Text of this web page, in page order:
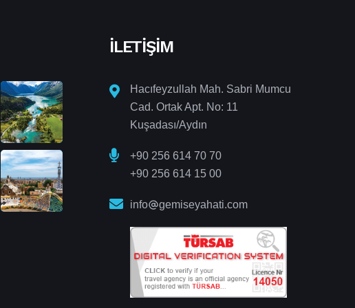
İLETIŞIM
Hacıfeyzullah Mah. Sabri Mumcu
Cad. Ortak Apt. No: 11
Kuşadası/Aydın
+90 256 614 70 70
+90 256 614 15 00
info gemiseyahati.com